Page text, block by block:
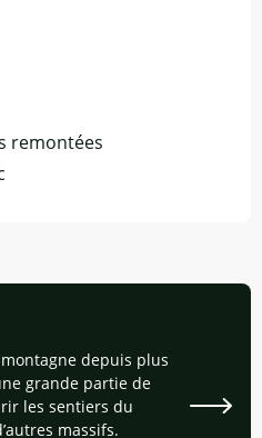
remontées
depuis plus
grande partie de
les sentiers du
massifs.